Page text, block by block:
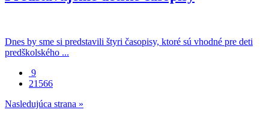
Dnes by sme si predstavili štyri časopisy, ktoré sú vhodné pre deti
predškolského ...
9
21566
Nasledujúca strana »